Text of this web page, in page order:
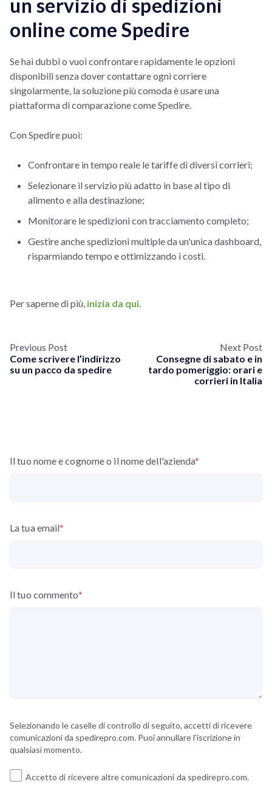
un servizio di spedizioni
online come Spedire
Se hai dubbi o vuoi confrontare rapidamente le opzioni
disponibili senza dover contattare ogni corriere
singolarmente, la soluzione più comoda è usare una
piattaforma di comparazione come Spedire.
Con Spedire puoi:
Confrontare in tempo reale le tariffe di diversi corrieri;
Selezionare il servizio più adatto in base al tipo di
alimento e alla destinazione;
Monitorare le spedizioni con tracciamento completo;
Gestire anche spedizioni multiple da un'unica dashboard,
risparmiando tempo e ottimizzando i costi.
Per saperne di più, inizia da qui.
Previous Post
Come scrivere l’indirizzo
su un pacco da spedire
Next Post
Consegne di sabato e in
tardo pomeriggio: orari e
corrieri in Italia
Il tuo nome e cognome o il nome dell'azienda*
La tua email*
Il tuo commento*
Selezionando le caselle di controllo di seguito, accetti di ricevere
comunicazioni da spedirepro.com. Puoi annullare l'iscrizione in
qualsiasi momento.
Accetto di ricevere altre comunicazioni da spedirepro.com.